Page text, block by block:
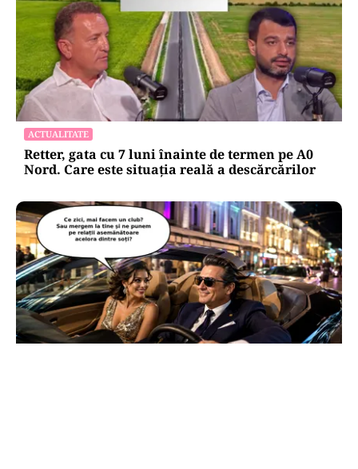
ACTUALITATE
Retter, gata cu 7 luni înainte de termen pe A0
Nord. Care este situația reală a descărcărilor